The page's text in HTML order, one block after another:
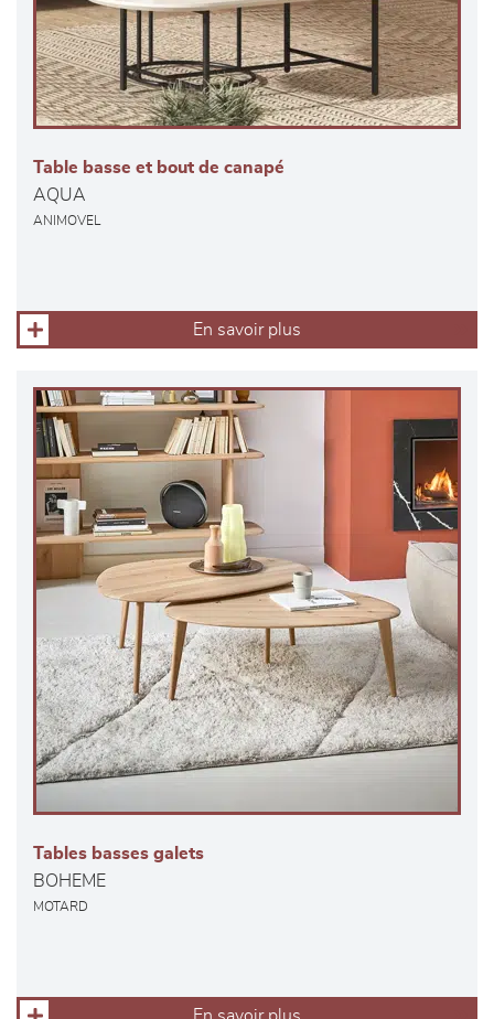
Table basse et bout de canapé
AQUA
ANIMOVEL
En savoir plus
Tables basses galets
BOHEME
MOTARD